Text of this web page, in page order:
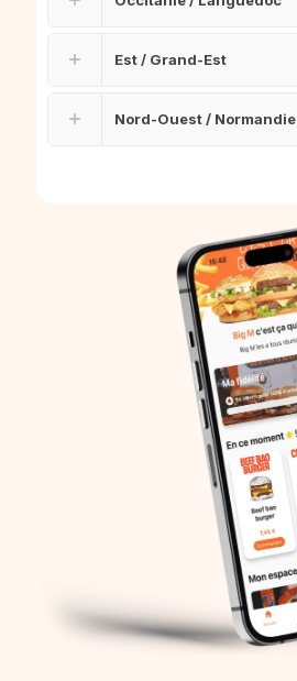
Est / Grand-Est
Nord-Ouest / Normandie